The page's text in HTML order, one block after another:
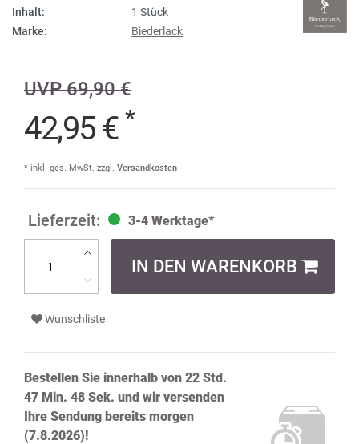
Inhalt:
1 Stück
Marke:
Biederlack
UVP 69,90 €
42,95 € *
* inkl. ges. MwSt. zzgl. Versandkosten
3-4 Werktage*
IN DEN WARENKORB
Wunschliste
Bestellen Sie innerhalb von 22 Std.
47 Min. 47 Sek. und wir versenden
Ihre Sendung bereits morgen
(7.8.2026)!